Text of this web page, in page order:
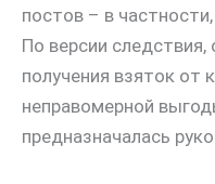
постов – в
По версии следствия,
получения взяток от
неправомерной
предназначалась